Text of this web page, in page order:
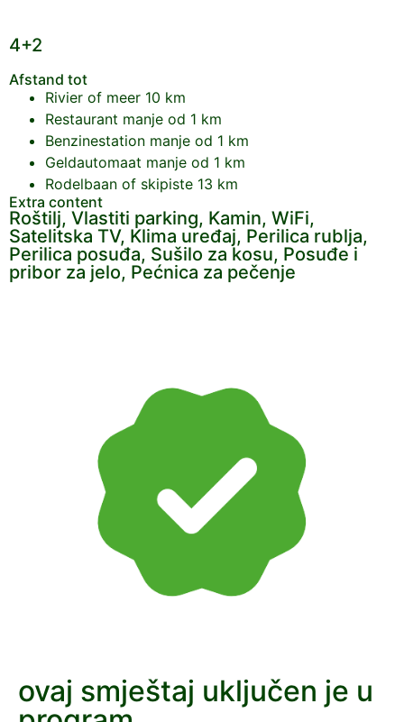
4+2
Afstand tot
Rivier of meer 10 km
Restaurant manje od 1 km
Benzinestation manje od 1 km
Geldautomaat manje od 1 km
Rodelbaan of skipiste 13 km
Extra content
Roštilj, Vlastiti parking, Kamin, WiFi,
Satelitska TV, Klima uređaj, Perilica rublja,
Perilica posuđa, Sušilo za kosu, Posuđe i
pribor za jelo, Pećnica za pečenje
ovaj smještaj uključen je u